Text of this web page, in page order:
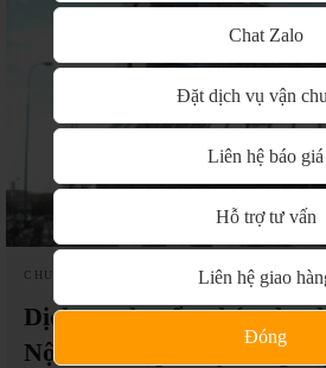
CHUYỂN PHÁT NHANH QUỐC TẾ
Dịch vụ chuyển phát
Nội đi Ai cập chuyên
Chat Zalo
Đặt dịch vụ vận
Liên hệ báo giá
Hỗ trợ tư vấn
Liên hệ giao
Đóng